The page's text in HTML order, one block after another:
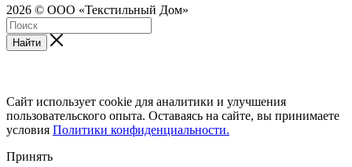
2026 © ООО «Текстильный Дом»
Найти
Сайт использует cookie для аналитики и улучшения
пользовательского опыта. Оставаясь на сайте, вы принимаете
условия Политики конфиденциальности.
Принять